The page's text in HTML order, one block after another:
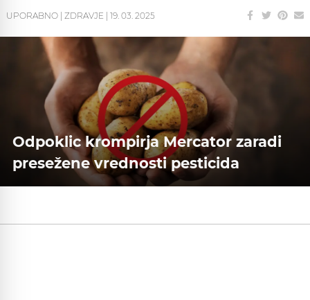
UPORABNO ZDRAVJE 19. 03. 2025
Odpoklic krompirja Mercator zaradi
presežene vrednosti pesticida